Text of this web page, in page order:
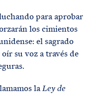
para aprobar
los cimientos
el sagrado
su voz a través de
laLey de